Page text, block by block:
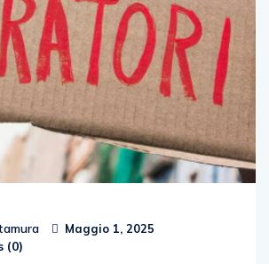
Maggio 1, 2025
(0)